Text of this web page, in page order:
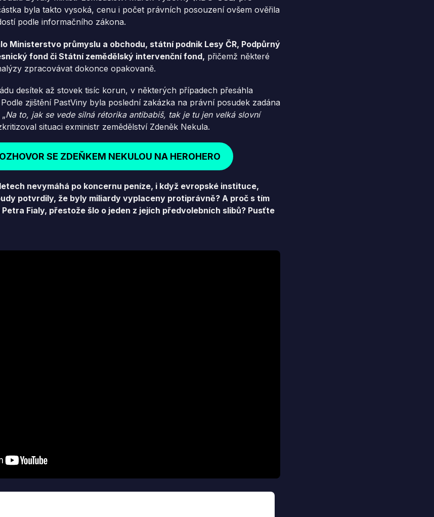
byla takto vysoká, cenu i počet právních posouzení ovšem ověřila
podle informačního zákona.
Ministerstvo průmyslu a obchodu, státní podnik Lesy ČR, Podpůrný
fond či Státní zemědělský intervenční fond, přičemž některé
zpracovávat dokonce opakovaně.
desítek až stovek tisíc korun, v některých případech přesáhla
zjištění PastViny byla poslední zakázka na právní posudek zadána
Na to, jak se vede silná rétorika antibabiš, tak je tu jen velká slovní
situaci exministr zemědělství Zdeněk Nekula.
SE ZDEŇKEM NEKULOU NA HEROHERO
nevymáhá po koncernu peníze, i když evropské instituce,
potvrdily, že byly miliardy vyplaceny protiprávně? A proč s tím
Fialy, přestože šlo o jeden z jejích předvolebních slibů? Pusťte